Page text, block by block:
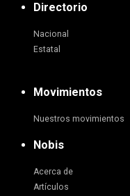
Directorio
Nacional
Estatal
Movimientos
Nuestros movimientos
Nobis
Acerca de
Artículos